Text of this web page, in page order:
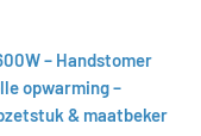
– Handstomer
opwarming –
& maatbeker